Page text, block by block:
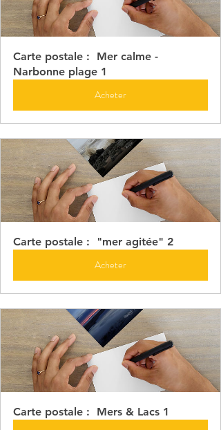
Carte postale :  Mer calme -
Narbonne plage 1
Acheter
Carte postale :  "mer agitée" 2
Acheter
Carte postale :  Mers & Lacs 1